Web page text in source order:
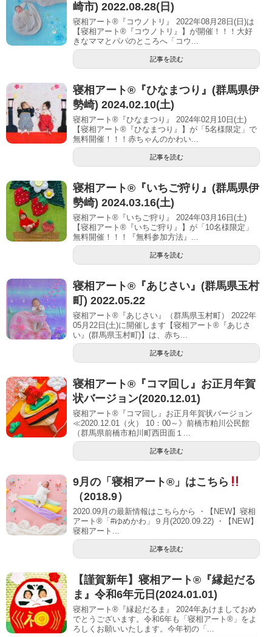
崎市) 2022.08.28(日)
寝相アート®『コウノトリ』 2022年08月28日(日)は
【寝相アート®︎『コウノトリ』】が開催！！！大好
きなママとパパのところへ「コウ...
記事を読む
寝相アート®︎『ひなまつり』(群馬県伊
勢崎) 2024.02.10(土)
寝相アート®『ひなまつり』 2024年02月10日(土)
【寝相アート®︎『ひなまつり』】が「5名様限定」で
無料開催！！！赤ちゃんのかわい...
記事を読む
寝相アート®︎『いちご狩り』(群馬県伊
勢崎) 2024.03.16(土)
寝相アート®『いちご狩り』 2024年03月16日(土)
【寝相アート®︎『いちご狩り』】が「10名様限定」
無料開催！！！『無料参加方法』...
記事を読む
寝相アート®︎『あじさい』(群馬県玉村
町) 2022.05.22
寝相アート®『あじさい』（群馬県玉村町） 2022年
05月22日(土)に開催します【寝相アート®︎『あじさ
い』(群馬県玉村町)】は、赤ち...
記事を読む
寝相アート®︎『コマ回し』お正月年賀
状バージョン(2020.12.01)
寝相アート®︎『コマ回し』お正月年賀状バージョン
≪2020.12.01（火） 10：00～》前橋市粕川公民館
（群馬県前橋市粕川町西田面１...
記事を読む
9月の「寝相アート®」はこちら
（2018.9）
2020.09月の最新情報はこちらから ・【NEW】寝相
アート®「#ゆめかわ」９月(2020.09.22) ・【NEW】
寝相アート...
記事を読む
【謹賀新年】寝相アート®︎『縁起だる
ま』令和6年元日(2024.01.01)
寝相アート®『縁起だるま』 2024年あけましておめ
でとうございます。令和6年も「寝相アート®︎」をよ
ろしくお願いいたします。今年初の「...